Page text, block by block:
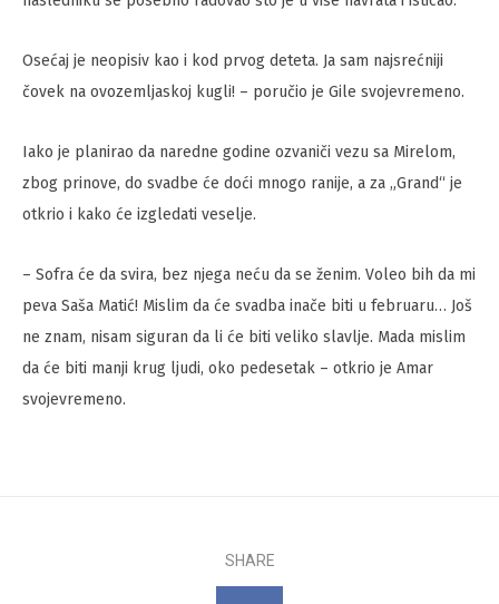
Osećaj je neopisiv kao i kod prvog deteta. Ja sam najsrećniji
čovek na ovozemljaskoj kugli! – poručio je Gile svojevremeno.
Iako je planirao da naredne godine ozvaniči vezu sa Mirelom,
zbog prinove, do svadbe će doći mnogo ranije, a za „Grand“ je
otkrio i kako će izgledati veselje.
– Sofra će da svira, bez njega neću da se ženim. Voleo bih da mi
peva Saša Matić! Mislim da će svadba inače biti u februaru… Još
ne znam, nisam siguran da li će biti veliko slavlje. Mada mislim
da će biti manji krug ljudi, oko pedesetak – otkrio je Amar
svojevremeno.
SHARE